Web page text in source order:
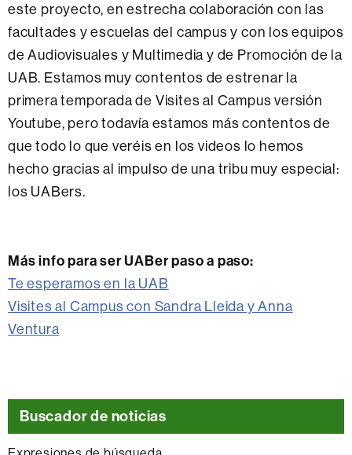
este proyecto, en estrecha colaboración con las
facultades y escuelas del campus y con los equipos
de Audiovisuales y Multimedia y de Promoción de la
UAB. Estamos muy contentos de estrenar la
primera temporada de Visites al Campus versión
Youtube, pero todavía estamos más contentos de
que todo lo que veréis en los videos lo hemos
hecho gracias al impulso de una tribu muy especial:
los UABers.
Más info para ser UABer paso a paso:
Te esperamos en la UAB
Visites al Campus con Sandra Lleida y Anna
Ventura
Buscador de noticias